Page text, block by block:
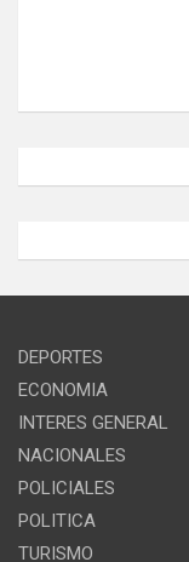
DEPORTES
ECONOMIA
INTERES GENERAL
NACIONALES
POLICIALES
POLITICA
TURISMO